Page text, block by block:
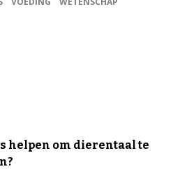
helpen om dierentaal te